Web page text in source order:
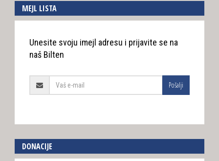
MEJL LISTA
Unesite svoju imejl adresu i prijavite se na
naš Bilten
Pošalji
DONACIJE